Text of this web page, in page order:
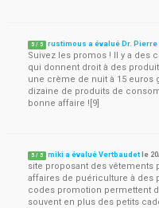
5 / 5 rustimous a évalué Dr. Pierre
Suivez les promos ! Il y a des
qui donnent droit à des
une crème de nuit à 15 euros
dizaine de produits de
bonne affaire ![9]
5 / 5 miki a évalué Vertbaudet le
site proposant des vêtements
affaires de puériculture à des
codes promotion permettent
souvent en plus des petits